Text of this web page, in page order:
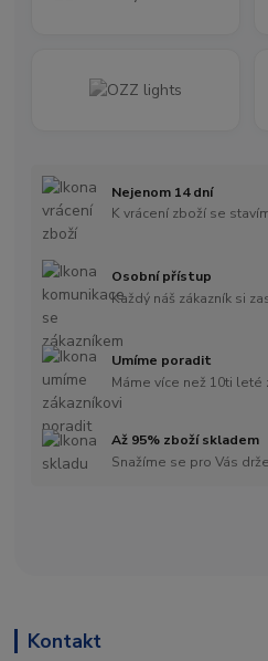
Nejenom 14 dní
K vrácení zboží se
Osobní přístup
Každý náš zákazník si
Umíme poradit
Máme více než 10ti leté
Až 95% zboží skladem
Snažíme se pro Vás
Kontakt